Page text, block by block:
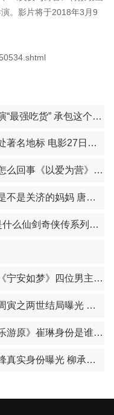
。影片将于2018年3月9
《妈妈咪鸭》黄淘淘本色出演饰演“最强吃货” 承包这个寒假妈妈咪鸭本周进行电影 黄淘淘携手释小龙两代童星引尖叫
妈妈咪鸭主演黄淘淘现身北京多处著名地标 电影27日全国点映开启
《以爱为营》郑书意意外流产是怎么回事《以爱为营》郑书意哪一集发现真相 秦时月的身世第几集曝光
郑书意结局是什么以爱为营唐亦是不是关济的妈妈 唐亦和关济是母子关系吗
《仙剑奇侠传4》慕容紫英结局是什么仙剑奇侠传系列电视剧介绍 仙剑系列阵容强大堪称一代人的记忆
《宁安如梦》周寅之结局是什么《宁安如梦》四位男主结局曝光 沈玠燕临张遮谢危结局如何
周寅之是怎样的一个人宁安如梦周寅之两世结局曝光 周寅之扮演者王子腾个人资料
《乐游原》柳承锋结局是什么《乐游原》崔琳身份是谁的孩子 崔琳扮演者景甜个人资料
柳承锋黑化了吗《乐游原》柳承锋真实身份曝光 柳承锋有没有官配